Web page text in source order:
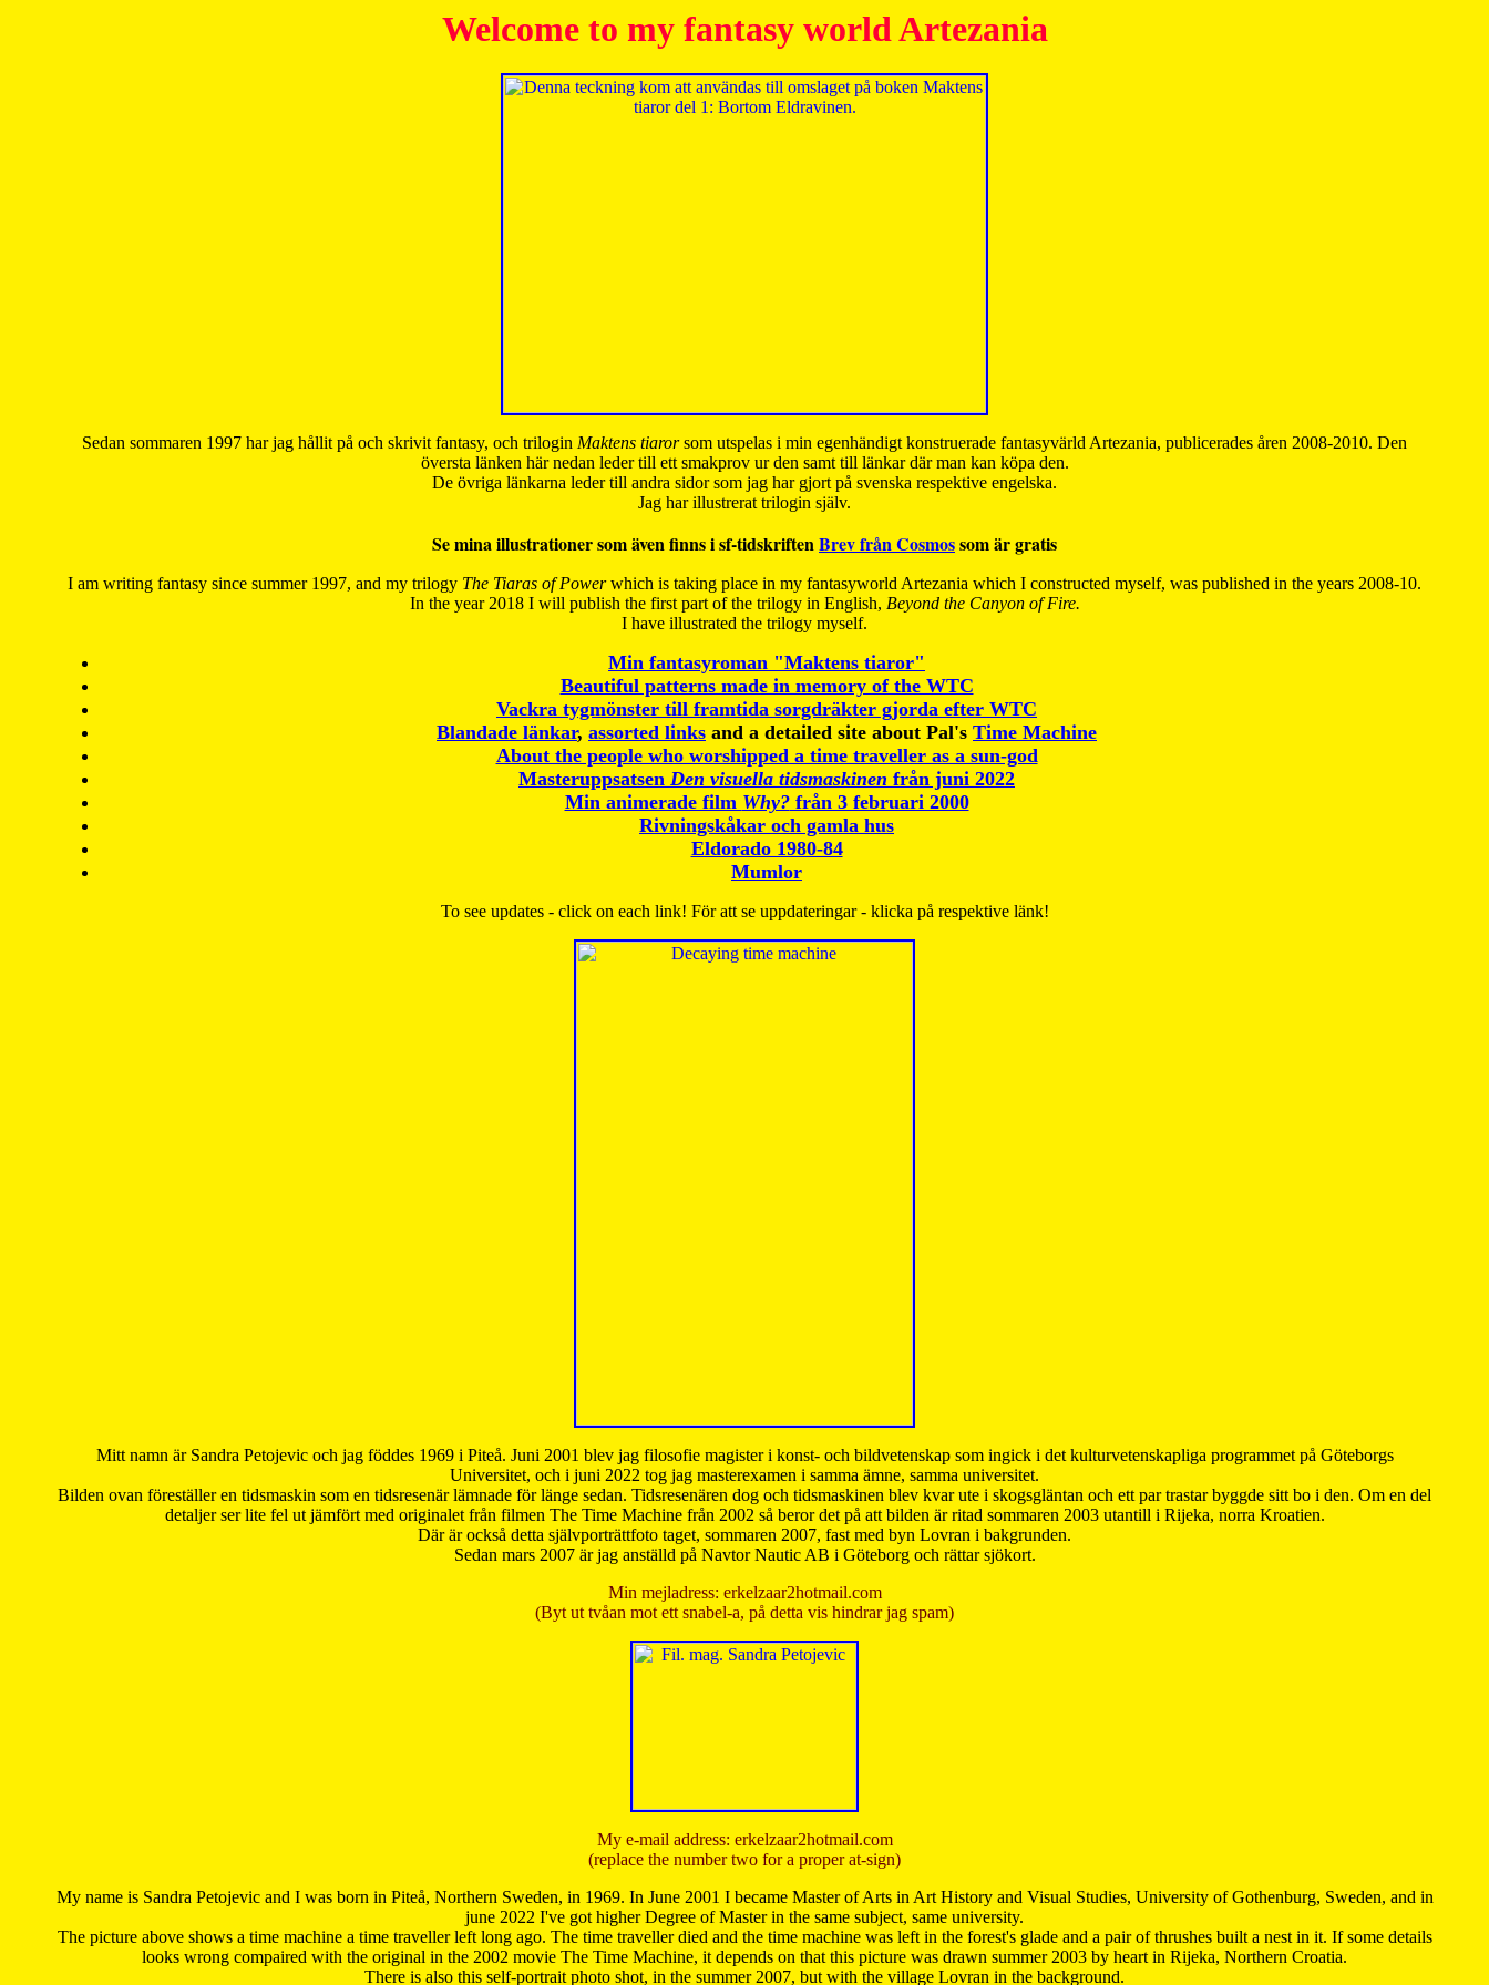
Welcome to my fantasy world Artezania
Sedan sommaren 1997 har jag hållit på och skrivit fantasy, och trilogin Maktens tiarorsom utspelas i min egenhändigt konstruerade fantasyvärld Artezania, publicerades åren 2008-2010. Den
översta länken här nedan leder till ett smakprov ur den samt till länkar där man kan köpa den.
De övriga länkarna leder till andra sidor som jag har gjort på svenska respektive engelska.
Jag har illustrerat trilogin själv.
Se mina illustrationer som även finns i sf-tidskriftenBrev från Cosmossom är gratis
I am writing fantasy since summer 1997, and my trilogy The Tiaras of Powerwhich is taking place in my fantasyworld Artezania which I constructed myself, was published in the years 2008-10.
In the year 2018 I will publish the first part of the trilogy in English, Beyond the Canyon of Fire.
I have illustrated the trilogy myself.
Min fantasyroman "Maktens tiaror"
Beautiful patterns made in memory of the WTC
Vackra tygmönster till framtida sorgdräkter gjorda efter WTC
Blandade länkar, assorted links and a detailed site about Pal's Time Machine
About the people who worshipped a time traveller as a sun-god
Masteruppsatsen Den visuella tidsmaskinen från juni 2022
Min animerade film Why?från 3 februari 2000
Rivningskåkar och gamla hus
Eldorado 1980-84
Mumlor
To see updates - click on each link! För att se uppdateringar - klicka på respektive länk!
Mitt namn är Sandra Petojevic och jag föddes 1969 i Piteå. Juni 2001 blev jag filosofie magister i konst- och bildvetenskap som ingick i det kulturvetenskapliga programmet på Göteborgs
Universitet, och i juni 2022 tog jag masterexamen i samma ämne, samma universitet.
Bilden ovan föreställer en tidsmaskin som en tidsresenär lämnade för länge sedan. Tidsresenären dog och tidsmaskinen blev kvar ute i skogsgläntan och ett par trastar byggde sitt bo i den. Om en del
detaljer ser lite fel ut jämfört med originalet från filmen The Time Machine från 2002 så beror det på att bilden är ritad sommaren 2003 utantill i Rijeka, norra Kroatien.
Där är också detta självporträttfoto taget, sommaren 2007, fast med byn Lovran i bakgrunden.
Sedan mars 2007 är jag anställd på Navtor Nautic AB i Göteborg och rättar sjökort.
Min mejladress: erkelzaar2hotmail.com
(Byt ut tvåan mot ett snabel-a, på detta vis hindrar jag spam)
My e-mail address: erkelzaar2hotmail.com
(replace the number two for a proper at-sign)
My name is Sandra Petojevic and I was born in Piteå, Northern Sweden, in 1969. In June 2001 I became Master of Arts in Art History and Visual Studies, University of Gothenburg, Sweden, and in
june 2022 I've got higher Degree of Master in the same subject, same university.
The picture above shows a time machine a time traveller left long ago. The time traveller died and the time machine was left in the forest's glade and a pair of thrushes built a nest in it. If some details
looks wrong compaired with the original in the 2002 movie The Time Machine, it depends on that this picture was drawn summer 2003 by heart in Rijeka, Northern Croatia.
There is also this self-portrait photo shot, in the summer 2007, but with the village Lovran in the background.